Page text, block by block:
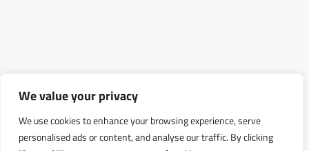
We value your privacy
We use cookies to enhance your browsing experience, serve
personalised ads or content, and analyse our traffic. By clicking